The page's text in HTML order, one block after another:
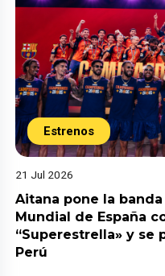
Estrenos
21 Jul 2026
Aitana pone la
Mundial de España
“Superestrella» y se
Perú